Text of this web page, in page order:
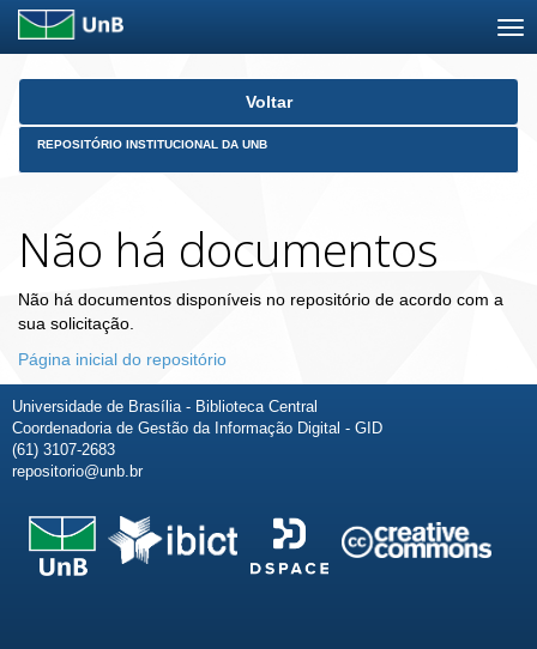
Skip
Voltar
REPOSITÓRIO INSTITUCIONAL DA UNB
Não há documentos
Não há documentos disponíveis no repositório de acordo com a
sua solicitação.
Página inicial do repositório
Universidade de Brasília - Biblioteca Central
Coordenadoria de Gestão da Informação Digital - GID
(61) 3107-2683
repositorio@unb.br